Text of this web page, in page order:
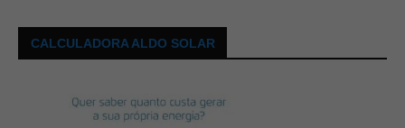
CALCULADORA ALDO SOLAR